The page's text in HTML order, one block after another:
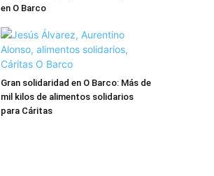
en O Barco
Gran solidaridad en O Barco: Más de
mil kilos de alimentos solidarios
para Cáritas